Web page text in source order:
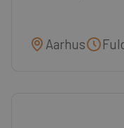
Aarhus